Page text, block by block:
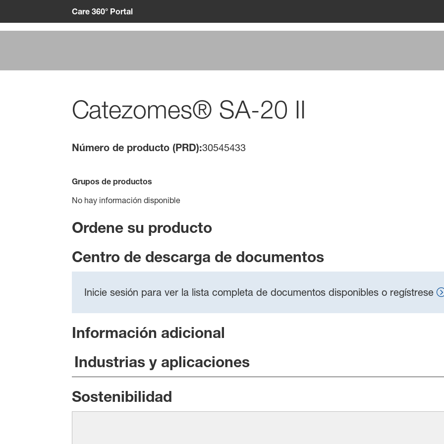
Care 360° Portal
Catezomes® SA-20 II
Número de producto (PRD):30545433
Grupos de productos
No hay información disponible
Ordene su producto
Centro de descarga de documentos
Inicie sesión para ver la lista completa de documentos disponibles o regístrese
Información adicional
Industrias y aplicaciones
Sostenibilidad